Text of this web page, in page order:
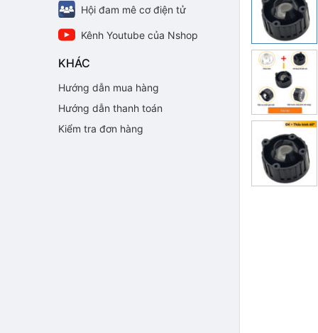
Hội đam mê cơ điện tử
Kênh Youtube của Nshop
KHÁC
Hướng dẫn mua hàng
Hướng dẫn thanh toán
Kiểm tra đơn hàng